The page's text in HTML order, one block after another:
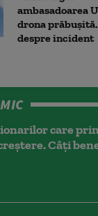
ambasadoarea
drona
despre incident
care
Câți